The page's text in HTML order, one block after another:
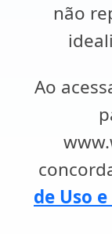
não
Ao
de Uso